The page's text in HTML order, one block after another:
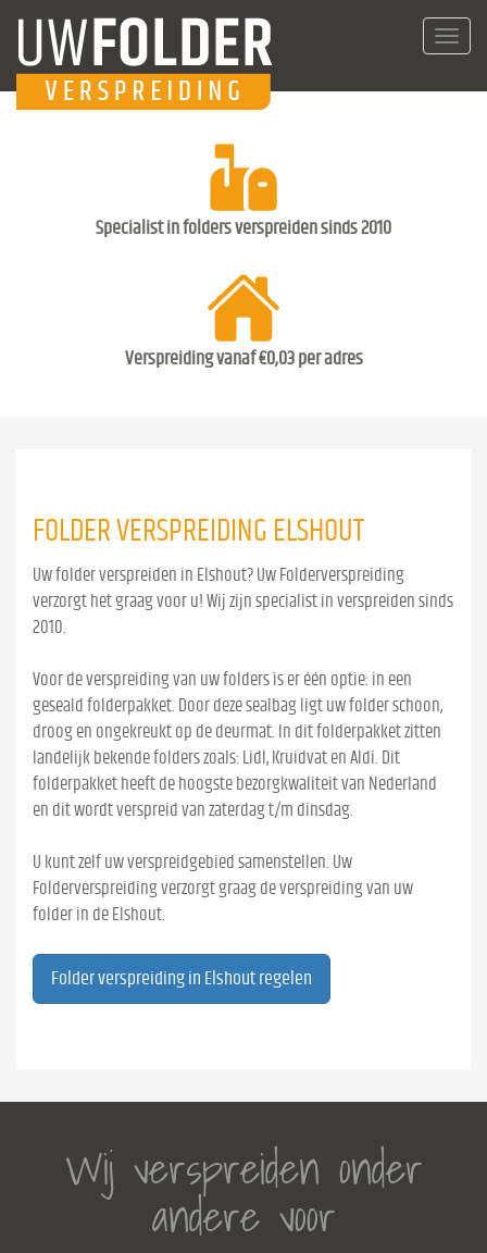
Specialist in folders verspreiden sinds 2010
Verspreiding vanaf €0,03 per adres
FOLDER VERSPREIDING ELSHOUT
Uw folder verspreiden in Elshout? Uw Folderverspreiding
verzorgt het graag voor u! Wij zijn specialist in verspreiden sinds
2010.
Voor de verspreiding van uw folders is er één optie: in een
geseald folderpakket. Door deze sealbag ligt uw folder schoon,
droog en ongekreukt op de deurmat. In dit folderpakket zitten
landelijk bekende folders zoals: Lidl, Kruidvat en Aldi. Dit
folderpakket heeft de hoogste bezorgkwaliteit van Nederland
en dit wordt verspreid van zaterdag t/m dinsdag.
U kunt zelf uw verspreidgebied samenstellen. Uw
Folderverspreiding verzorgt graag de verspreiding van uw
folder in de Elshout.
Folder verspreiding in Elshout regelen
Wij verspreiden onder
andere voor